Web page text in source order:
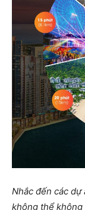
Nhắc đến các
không thể không